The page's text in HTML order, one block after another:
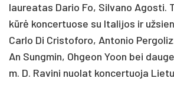
laureatas Dario Fo, Silvano Agosti.
kūrė koncertuose su Italijos ir
Carlo Di Cristoforo, Antonio
An Sungmin, Ohgeon Yoon bei
m. D. Ravini nuolat koncertuoja